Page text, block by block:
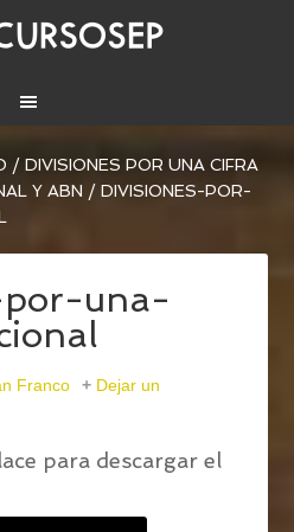
/ DIVISIONES POR UNA CIFRA
Y ABN / DIVISIONES-POR-
por-una-
Franco
Dejar un
para descargar el